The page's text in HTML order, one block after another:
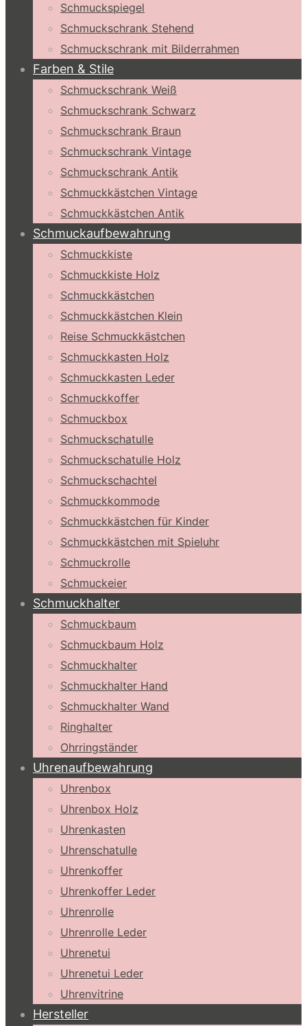
Schmuckspiegel
Schmuckschrank Stehend
Schmuckschrank mit Bilderrahmen
Farben & Stile
Schmuckschrank Weiß
Schmuckschrank Schwarz
Schmuckschrank Braun
Schmuckschrank Vintage
Schmuckschrank Antik
Schmuckkästchen Vintage
Schmuckkästchen Antik
Schmuckaufbewahrung
Schmuckkiste
Schmuckkiste Holz
Schmuckkästchen
Schmuckkästchen Klein
Reise Schmuckkästchen
Schmuckkasten Holz
Schmuckkasten Leder
Schmuckkoffer
Schmuckbox
Schmuckschatulle
Schmuckschatulle Holz
Schmuckschachtel
Schmuckkommode
Schmuckkästchen für Kinder
Schmuckkästchen mit Spieluhr
Schmuckrolle
Schmuckeier
Schmuckhalter
Schmuckbaum
Schmuckbaum Holz
Schmuckhalter
Schmuckhalter Hand
Schmuckhalter Wand
Ringhalter
Ohrringständer
Uhrenaufbewahrung
Uhrenbox
Uhrenbox Holz
Uhrenkasten
Uhrenschatulle
Uhrenkoffer
Uhrenkoffer Leder
Uhrenrolle
Uhrenrolle Leder
Uhrenetui
Uhrenetui Leder
Uhrenvitrine
Hersteller